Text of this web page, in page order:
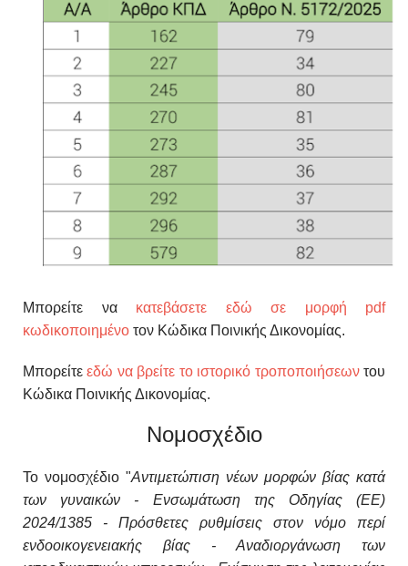
Μπορείτε να κατεβάσετε εδώ σε μορφή pdf
κωδικοποιημένο τον Κώδικα Ποινικής Δικονομίας.
Μπορείτεεδώ να βρείτε το ιστορικό τροποποιήσεωντου
Κώδικα Ποινικής Δικονομίας.
Νομοσχέδιο
Το νομοσχέδιο "Αντιμετώπιση νέων μορφών βίας κατά
των γυναικών - Ενσωμάτωση της Οδηγίας (ΕΕ)
2024/1385 - Πρόσθετες ρυθμίσεις στον νόμο περί
ενδοοικογενειακής βίας - Αναδιοργάνωση των